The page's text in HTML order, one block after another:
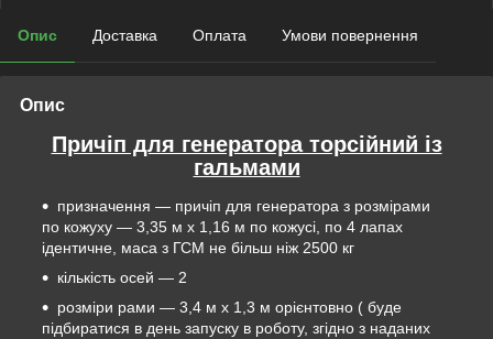
Опис Доставка Оплата Умови повернення
Опис
Причіп для генератора торсійний із
гальмами
призначення — причіп для генератора з розмірами
по кожуху — 3,35 м х 1,16 м по кожусі, по 4 лапах
ідентичне, маса з ГСМ не більш ніж 2500 кг
кількість осей — 2
розміри рами — 3,4 м х 1,3 м орієнтовно ( буде
підбиратися в день запуску в роботу, згідно з наданих